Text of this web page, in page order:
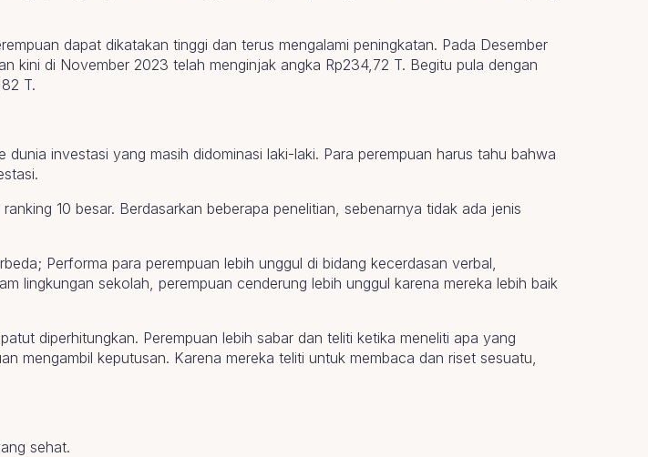
dapat dikatakan tinggi dan terus mengalami peningkatan. Pada Desember
kini di November 2023 telah menginjak angka Rp234,72 T. Begitu pula dengan
T.
investasi yang masih didominasi laki-laki. Para perempuan harus tahu bahwa
10 besar. Berdasarkan beberapa penelitian, sebenarnya tidak ada jenis
Performa para perempuan lebih unggul di bidang kecerdasan verbal,
lingkungan sekolah, perempuan cenderung lebih unggul karena mereka lebih baik
diperhitungkan. Perempuan lebih sabar dan teliti ketika meneliti apa yang
mengambil keputusan. Karena mereka teliti untuk membaca dan riset sesuatu,
sehat.